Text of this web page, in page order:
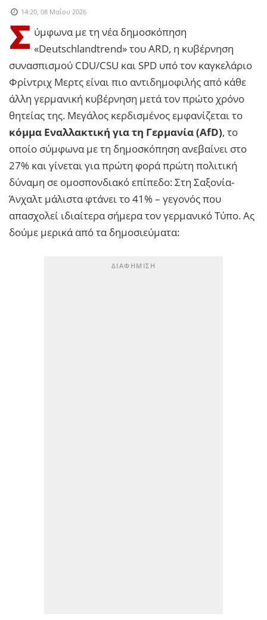
14:20, 08 Μαΐου 2026
Σ ύμφωνα με τη νέα δημοσκόπηση
«Deutschlandtrend» του ARD, η κυβέρνηση
συνασπισμού CDU/CSU και SPD υπό τον καγκελάριο
Φρίντριχ Μερτς είναι πιο αντιδημοφιλής από κάθε
άλλη γερμανική κυβέρνηση μετά τον πρώτο χρόνο
θητείας της. Μεγάλος κερδισμένος εμφανίζεται το
κόμμα Εναλλακτική για τη Γερμανία (AfD), το
οποίο σύμφωνα με τη δημοσκόπηση ανεβαίνει στο
27% και γίνεται για πρώτη φορά πρώτη πολιτική
δύναμη σε ομοσπονδιακό επίπεδο: Στη Σαξονία-
Άνχαλτ μάλιστα φτάνει το 41% – γεγονός που
απασχολεί ιδιαίτερα σήμερα τον γερμανικό Τύπο. Ας
δούμε μερικά από τα δημοσιεύματα: